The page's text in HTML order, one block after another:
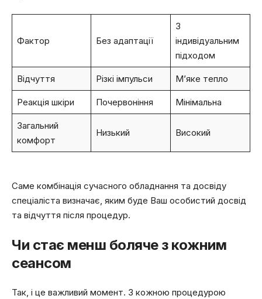
Фактор Без адаптації
З
індивідуальним
підходом
Відчуття Різкі імпульси М’яке тепло
Реакція шкіри Почервоніння Мінімальна
Загальний
комфорт
Низький Високий
Саме комбінація сучасного обладнання та досвіду
спеціаліста визначає, яким буде Ваш особистий досвід
та відчуття після процедур.
Чи стає менш боляче з кожним
сеансом
Так, і це важливий момент. З кожною процедурою